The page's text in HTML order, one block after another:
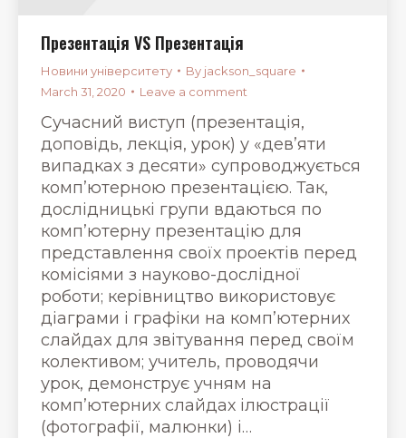
Презентація VS Презентація
Новини університету By jackson_square
March 31, 2020
Leave a comment
Сучасний виступ (презентація,
доповідь, лекція, урок) у «дев’яти
випадках з десяти» супроводжується
комп’ютерною презентацією. Так,
дослідницькі групи вдаються по
комп’ютерну презентацію для
представлення своїх проектів перед
комісіями з науково-дослідної
роботи; керівництво використовує
діаграми і графіки на комп’ютерних
слайдах для звітування перед своїм
колективом; учитель, проводячи
урок, демонструє учням на
комп’ютерних слайдах ілюстрації
(фотографії, малюнки) і…